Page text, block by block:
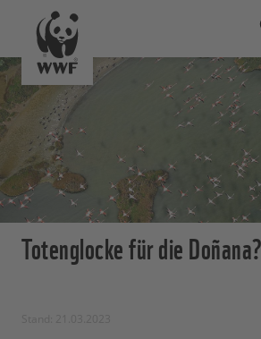
Totenglocke für die Doñana?